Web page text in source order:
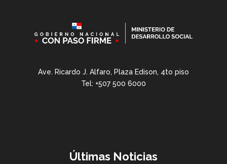
Ave. Ricardo J. Alfaro, Plaza Edison, 4to piso
Tel: +507 500 6000
Últimas Noticias